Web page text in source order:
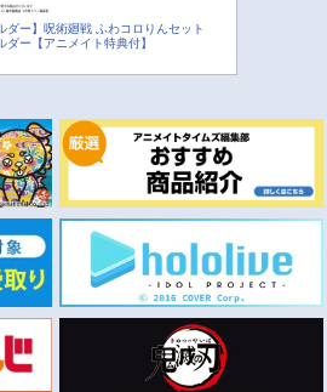
ダー】呪術廻戦 ふわコロりんセット
ダー【アニメイト特典付】